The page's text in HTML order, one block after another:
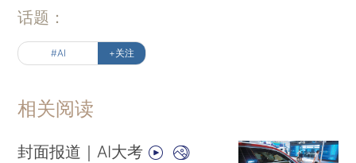
话题：
#AI +关注
相关阅读
封面报道｜AI大考